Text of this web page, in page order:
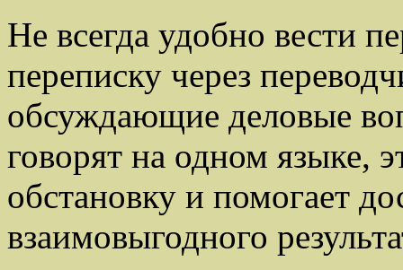
Не всегда удобно вести
переписку через
обсуждающие деловые
говорят на одном языке,
обстановку и помогает
взаимовыгодного